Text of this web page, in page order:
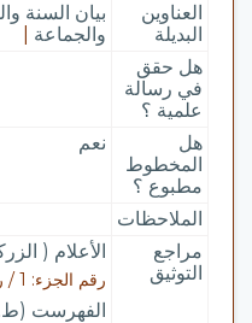
العناوين
البديلة
بيان السنة
والجماعة
هل حقق
في رسالة
علمية ؟
هل
المخطوط
مطبوع ؟
نعم
الملاحظات
مراجع
التوثيق
الأعلام (
رقم الجزء: 1 / رقم الصفحة: 206
الفهرست (ط.